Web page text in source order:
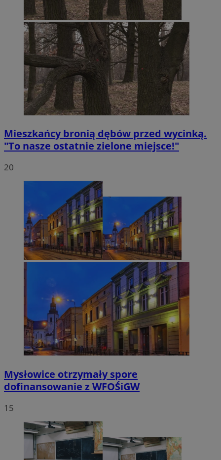
Mieszkańcy bronią dębów przed wycinką.
"To nasze ostatnie zielone miejsce!"
20
Mysłowice otrzymały spore
dofinansowanie z WFOŚiGW
15